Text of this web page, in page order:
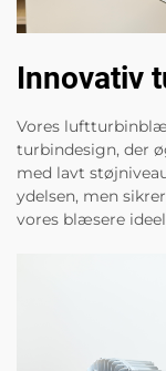
Innovativ
Vores
turbindesign, der
med lavt
ydelsen, men
vores blæsere